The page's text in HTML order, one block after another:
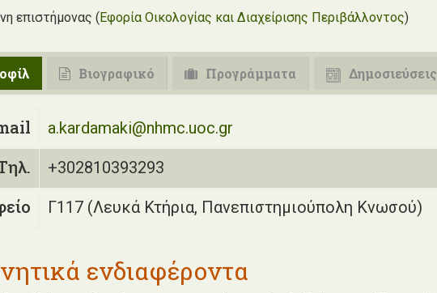
επιστήμονας (Εφορία Οικολογίας και Διαχείρισης Περιβάλλοντος)
Βιογραφικό Προγράμματα Δημοσιεύσεις
a.kardamaki@nhmc.uoc.gr
+302810393293
Γ117 (Λευκά Κτήρια, Πανεπιστημιούπολη Κνωσού)
ενδιαφέροντα